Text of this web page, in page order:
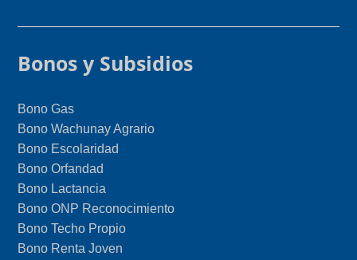
Bonos y Subsidios
Bono Gas
Bono Wachunay Agrario
Bono Escolaridad
Bono Orfandad
Bono Lactancia
Bono ONP Reconocimiento
Bono Techo Propio
Bono Renta Joven